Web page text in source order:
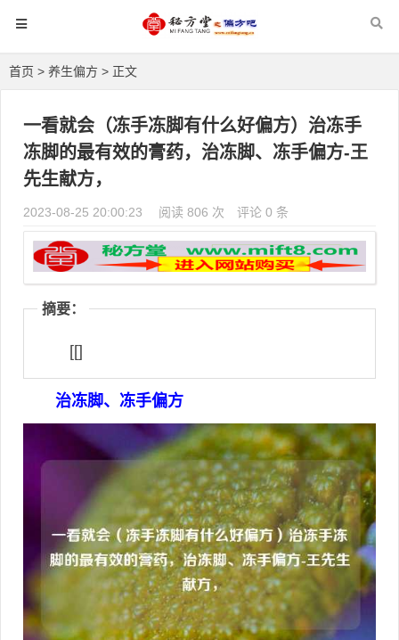
首页 > 养生偏方 > 正文
一看就会（冻手冻脚有什么好偏方）治冻手
冻脚的最有效的膏药，治冻脚、冻手偏方-王
先生献方，
2023-08-25 20:00:23 阅读 806 次 评论 0 条
摘要：
[[]
治冻脚、冻手偏方